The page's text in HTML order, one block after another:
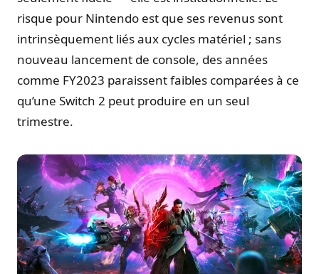
risque pour Nintendo est que ses revenus sont
intrinsèquement liés aux cycles matériel ; sans
nouveau lancement de console, des années
comme FY2023 paraissent faibles comparées à ce
qu’une Switch 2 peut produire en un seul
trimestre.